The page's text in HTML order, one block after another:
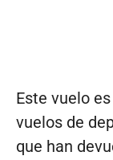
Este vuelo
vuelos de
que han